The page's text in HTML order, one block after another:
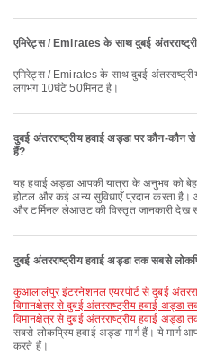
एमिरेट्स / Emirates के साथ दुबई
एमिरेट्स / Emirates के साथ दुबई अंतरराष्ट्रीय हवाई अड्डा (DXB) तक उड़ान की अवधि
लगभग 10घंटे 50मिनट है।
दुबई अंतरराष्ट्रीय हवाई अड्डा पर कौन-कौन
हैं?
यह हवाई अड्डा आपकी यात्रा के अनुभव को बेहतर बनाने के लिए डाइनिंग, शटल बस, एयरपोर्ट
होटल और कई अन्य सुविधाएँ प्रदान करता है।
और टर्मिनल लेआउट की विस्तृत जानकारी देख
दुबई अंतरराष्ट्रीय हवाई अड्डा तक सबसे
कुआलालंपुर इंटरनेशनल एयरपोर्ट से दुबई
विमानक्षेत्र से दुबई अंतरराष्ट्रीय हवाई अड्डा
विमानक्षेत्र से दुबई अंतरराष्ट्रीय हवाई अड्डा
सबसे लोकप्रिय हवाई अड्डा मार्ग हैं। ये मार्ग
करते हैं।